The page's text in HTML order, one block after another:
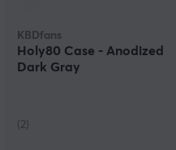
KBDfans
Holy80 Case - Anodized
Dark Gray
(2)